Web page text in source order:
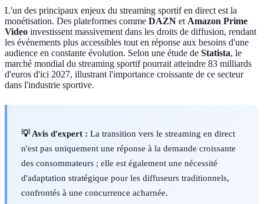
L'un des principaux enjeux du streaming sportif en direct est la
monétisation. Des plateformes comme DAZN etAmazon Prime
Video investissent massivement dans les droits de diffusion, rendant
les événements plus accessibles tout en réponse aux besoins d'une
audience en constante évolution. Selon une étude de Statista, le
marché mondial du streaming sportif pourrait atteindre 83 milliards
d'euros d'ici 2027, illustrant l'importance croissante de ce secteur
dans l'industrie sportive.
💡 Avis d'expert : La transition vers le streaming en direct
n'est pas uniquement une réponse à la demande croissante
des consommateurs ; elle est également une nécessité
d'adaptation stratégique pour les diffuseurs traditionnels,
confrontés à une concurrence acharnée.